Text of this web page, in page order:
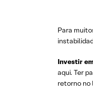
Para
Investir
aqui. Ter
retorno no